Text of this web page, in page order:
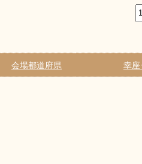
会場都道府県 幸